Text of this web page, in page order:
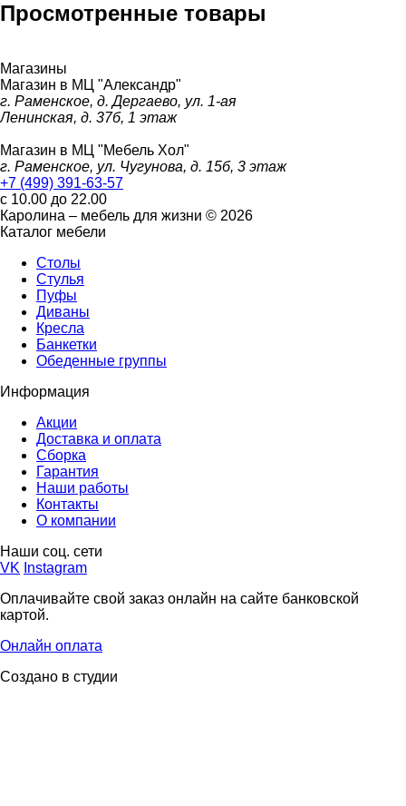
Просмотренные товары
Магазины
Магазин в МЦ "Александр"
г. Раменское, д. Дергаево, ул. 1-ая
Ленинская, д. 37б, 1 этаж
Магазин в МЦ "Мебель Хол"
г. Раменское, ул. Чугунова, д. 15б, 3 этаж
+7 (499) 391-63-57
с 10.00 до 22.00
Каролина – мебель для жизни © 2026
Каталог мебели
Столы
Стулья
Пуфы
Диваны
Кресла
Банкетки
Обеденные группы
Информация
Акции
Доставка и оплата
Сборка
Гарантия
Наши работы
Контакты
О компании
Наши соц. сети
VK Instagram
Оплачивайте свой заказ онлайн на сайте банковской
картой.
Онлайн оплата
Создано в студии